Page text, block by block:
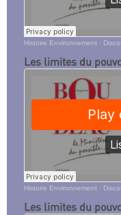
Histoire Environnement ·
Les limites du
Histoire Environnement ·
Les limites du